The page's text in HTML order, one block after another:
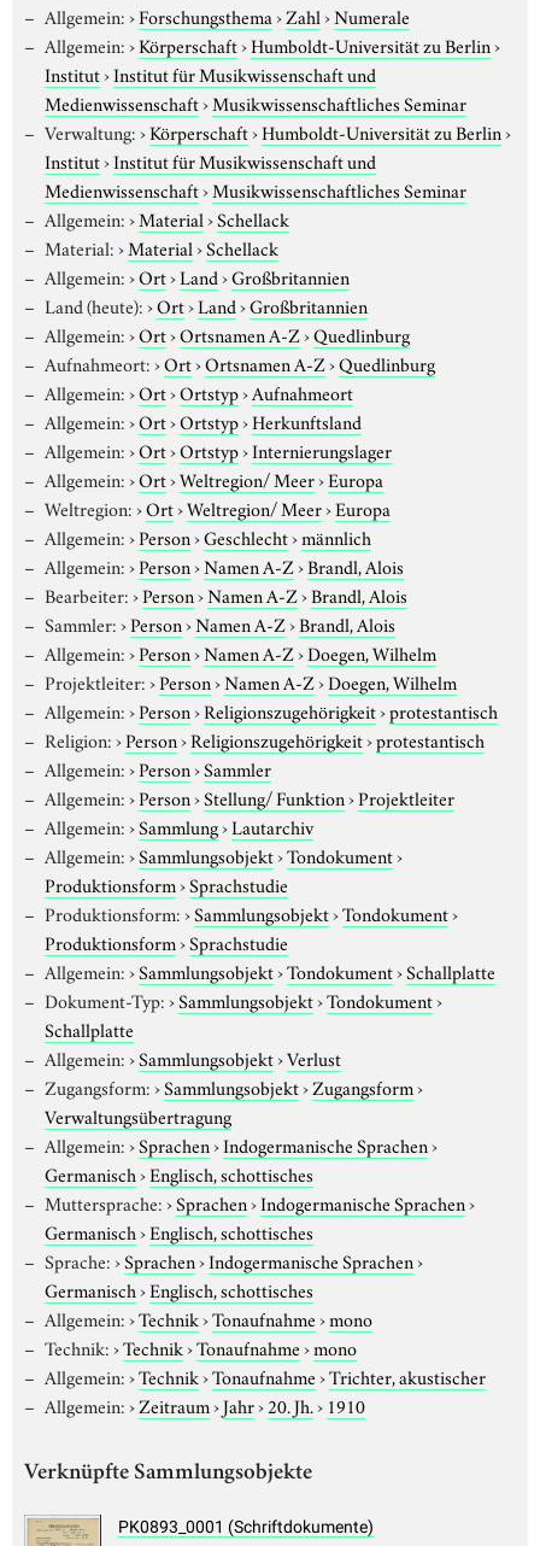
Allgemein:›Forschungsthema›Zahl›Numerale
Allgemein:›Körperschaft›Humboldt-Universität zu Berlin›
Institut›Institut für Musikwissenschaft und
Medienwissenschaft›Musikwissenschaftliches Seminar
Verwaltung:›Körperschaft›Humboldt-Universität zu Berlin›
Institut›Institut für Musikwissenschaft und
Medienwissenschaft›Musikwissenschaftliches Seminar
Allgemein:›Material›Schellack
Material:›Material›Schellack
Allgemein:›Ort›Land›Großbritannien
Land (heute):›Ort›Land›Großbritannien
Allgemein:›Ort›Ortsnamen A-Z›Quedlinburg
Aufnahmeort:›Ort›Ortsnamen A-Z›Quedlinburg
Allgemein:›Ort›Ortstyp›Aufnahmeort
Allgemein:›Ort›Ortstyp›Herkunftsland
Allgemein:›Ort›Ortstyp›Internierungslager
Allgemein:›Ort›Weltregion/ Meer›Europa
Weltregion:›Ort›Weltregion/ Meer›Europa
Allgemein:›Person›Geschlecht›männlich
Allgemein:›Person›Namen A-Z›Brandl, Alois
Bearbeiter:›Person›Namen A-Z›Brandl, Alois
Sammler:›Person›Namen A-Z›Brandl, Alois
Allgemein:›Person›Namen A-Z›Doegen, Wilhelm
Projektleiter:›Person›Namen A-Z›Doegen, Wilhelm
Allgemein:›Person›Religionszugehörigkeit›protestantisch
Religion:›Person›Religionszugehörigkeit›protestantisch
Allgemein:›Person›Sammler
Allgemein:›Person›Stellung/ Funktion›Projektleiter
Allgemein:›Sammlung›Lautarchiv
Allgemein:›Sammlungsobjekt›Tondokument›
Produktionsform›Sprachstudie
Produktionsform:›Sammlungsobjekt›Tondokument›
Produktionsform›Sprachstudie
Allgemein:›Sammlungsobjekt›Tondokument›Schallplatte
Dokument-Typ:›Sammlungsobjekt›Tondokument›
Schallplatte
Allgemein:›Sammlungsobjekt›Verlust
Zugangsform:›Sammlungsobjekt›Zugangsform›
Verwaltungsübertragung
Allgemein:›Sprachen›Indogermanische Sprachen›
Germanisch›Englisch, schottisches
Muttersprache:›Sprachen›Indogermanische Sprachen›
Germanisch›Englisch, schottisches
Sprache:›Sprachen›Indogermanische Sprachen›
Germanisch›Englisch, schottisches
Allgemein:›Technik›Tonaufnahme›mono
Technik:›Technik›Tonaufnahme›mono
Allgemein:›Technik›Tonaufnahme›Trichter, akustischer
Allgemein:›Zeitraum›Jahr›20. Jh.› 1910
Verknüpfte Sammlungsobjekte
PK0893_0001 (Schriftdokumente)